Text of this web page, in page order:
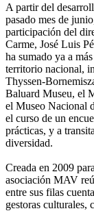
A partir del
pasado mes de
participación del
Carme, José Luis
ha sumado ya a
territorio nacional,
Thyssen-
Baluard Museu, el
el Museo Nacional
el curso de un
prácticas, y a
diversidad.
Creada en 2009
asociación MAV
entre sus filas
gestoras culturales,